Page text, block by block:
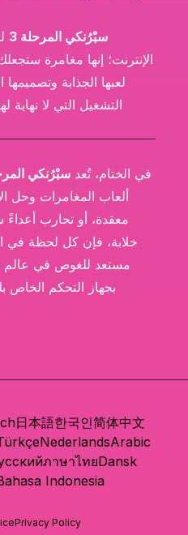
سبْرُنكي المرحلة 3
الإنترنت؛ إنها مغامرة
لعبها الجذابة وتصميمها
التشغيل التي لا نهاية
في الختام، تُعد سبْرُنكي
ألعاب المغامرات وحل
معقدة، أو تحارب
خلابة، فإن كل لحظة في
مستعد للغوص في عالم
بجهاز التحكم الخاص
日本語한국인简体中文
NederlandsArabic
ภาษาไทยDansk
Indonesia
Privacy Policy